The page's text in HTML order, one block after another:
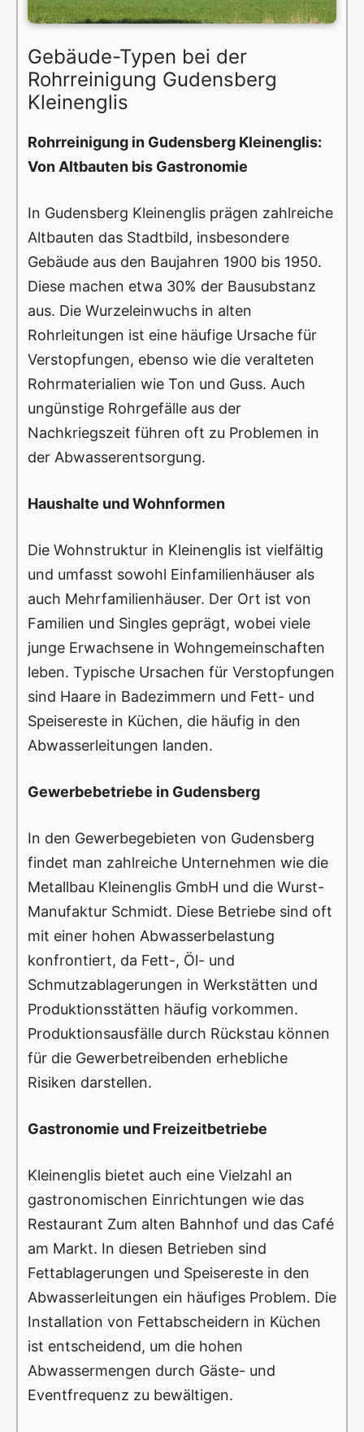
Gebäude-Typen bei der
Rohrreinigung Gudensberg
Kleinenglis
Rohrreinigung in Gudensberg Kleinenglis:
Von Altbauten bis Gastronomie
In Gudensberg Kleinenglis prägen zahlreiche
Altbauten das Stadtbild, insbesondere
Gebäude aus den Baujahren 1900 bis 1950.
Diese machen etwa 30% der Bausubstanz
aus. Die Wurzeleinwuchs in alten
Rohrleitungen ist eine häufige Ursache für
Verstopfungen, ebenso wie die veralteten
Rohrmaterialien wie Ton und Guss. Auch
ungünstige Rohrgefälle aus der
Nachkriegszeit führen oft zu Problemen in
der Abwasserentsorgung.
Haushalte und Wohnformen
Die Wohnstruktur in Kleinenglis ist vielfältig
und umfasst sowohl Einfamilienhäuser als
auch Mehrfamilienhäuser. Der Ort ist von
Familien und Singles geprägt, wobei viele
junge Erwachsene in Wohngemeinschaften
leben. Typische Ursachen für Verstopfungen
sind Haare in Badezimmern und Fett- und
Speisereste in Küchen, die häufig in den
Abwasserleitungen landen.
Gewerbebetriebe in Gudensberg
In den Gewerbegebieten von Gudensberg
findet man zahlreiche Unternehmen wie die
Metallbau Kleinenglis GmbH und die Wurst-
Manufaktur Schmidt. Diese Betriebe sind oft
mit einer hohen Abwasserbelastung
konfrontiert, da Fett-, Öl- und
Schmutzablagerungen in Werkstätten und
Produktionsstätten häufig vorkommen.
Produktionsausfälle durch Rückstau können
für die Gewerbetreibenden erhebliche
Risiken darstellen.
Gastronomie und Freizeitbetriebe
Kleinenglis bietet auch eine Vielzahl an
gastronomischen Einrichtungen wie das
Restaurant Zum alten Bahnhof und das Café
am Markt. In diesen Betrieben sind
Fettablagerungen und Speisereste in den
Abwasserleitungen ein häufiges Problem. Die
Installation von Fettabscheidern in Küchen
ist entscheidend, um die hohen
Abwassermengen durch Gäste- und
Eventfrequenz zu bewältigen.